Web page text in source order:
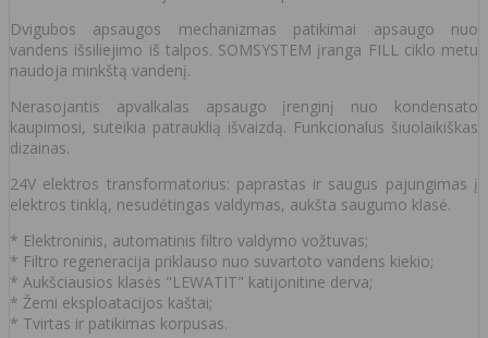
Dvigubos apsaugos mechanizmas patikimai apsaugo nuo
vandens išsiliejimo iš talpos. SOMSYSTEM įranga FILL ciklo metu
naudoja minkštą vandenį.
Nerasojantis apvalkalas apsaugo įrenginį nuo kondensato
kaupimosi, suteikia patrauklią išvaizdą. Funkcionalus šiuolaikiškas
dizainas.
24V elektros transformatorius: paprastas ir saugus pajungimas į
elektros tinklą, nesudėtingas valdymas, aukšta saugumo klasė.
* Elektroninis, automatinis filtro valdymo vožtuvas;
* Filtro regeneracija priklauso nuo suvartoto vandens kiekio;
* Aukšciausios klasės "LEWATIT" katijonitine derva;
* Žemi eksploatacijos kaštai;
* Tvirtas ir patikimas korpusas.